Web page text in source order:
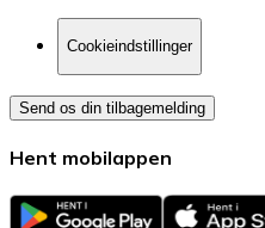
Cookieindstillinger
Send os din tilbagemelding
Hent mobilappen